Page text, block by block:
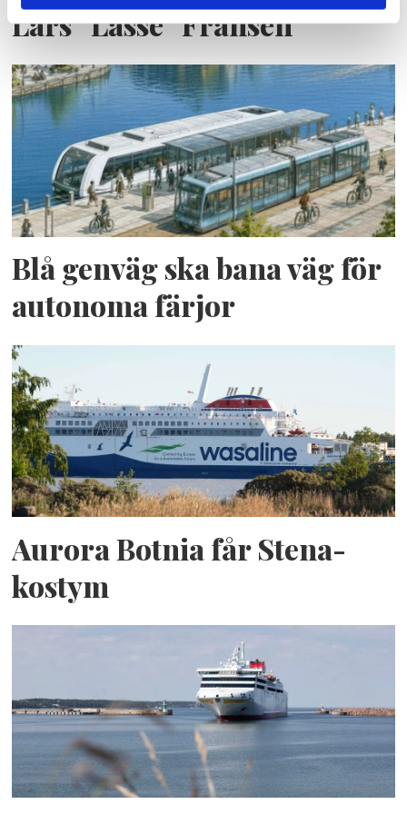
Lars ”Lasse” Fransén
Blå genväg ska bana väg för
autonoma färjor
Aurora Botnia får Stena-
kostym